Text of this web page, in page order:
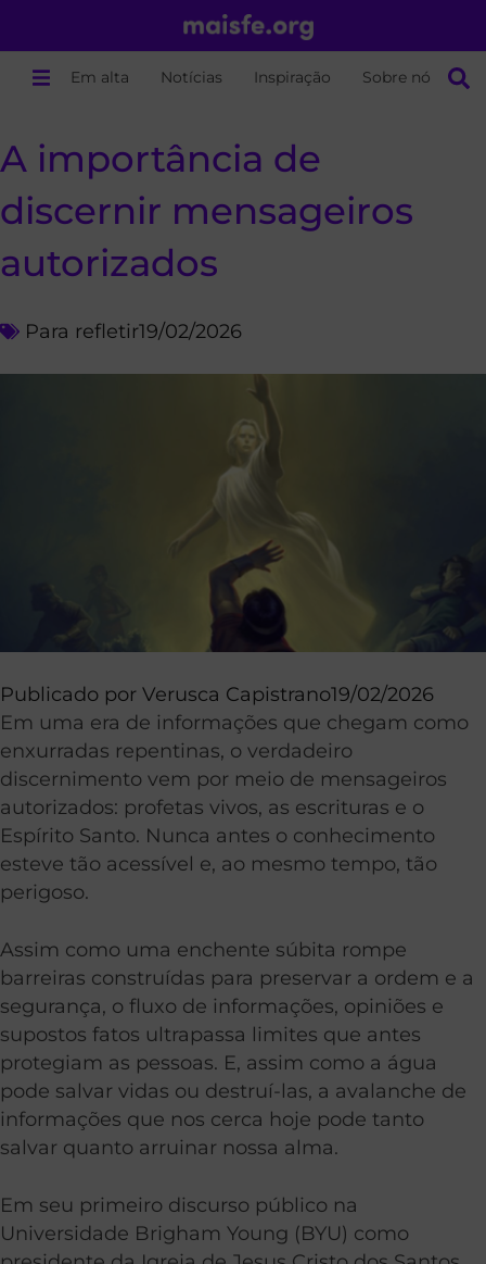
Em alta Notícias Inspiração Sobre nós
A importância de
discernir mensageiros
autorizados
Para refletir19/02/2026
Publicado por Verusca Capistrano19/02/2026
Em uma era de informações que chegam como
enxurradas repentinas, o verdadeiro
discernimento vem por meio de mensageiros
autorizados: profetas vivos, as escrituras e o
Espírito Santo. Nunca antes o conhecimento
esteve tão acessível e, ao mesmo tempo, tão
perigoso.
Assim como uma enchente súbita rompe
barreiras construídas para preservar a ordem e a
segurança, o fluxo de informações, opiniões e
supostos fatos ultrapassa limites que antes
protegiam as pessoas. E, assim como a água
pode salvar vidas ou destruí-las, a avalanche de
informações que nos cerca hoje pode tanto
salvar quanto arruinar nossa alma.
Em seu primeiro discurso público na
Universidade Brigham Young (BYU) como